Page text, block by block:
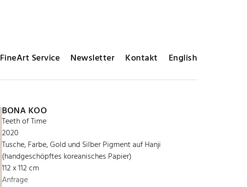
FineArt Service Newsletter Kontakt English
BONA KOO
Teeth of Time
2020
Tusche, Farbe, Gold und Silber Pigment auf Hanji
(handgeschöpftes koreanisches Papier)
112 x 112 cm
Anfrage